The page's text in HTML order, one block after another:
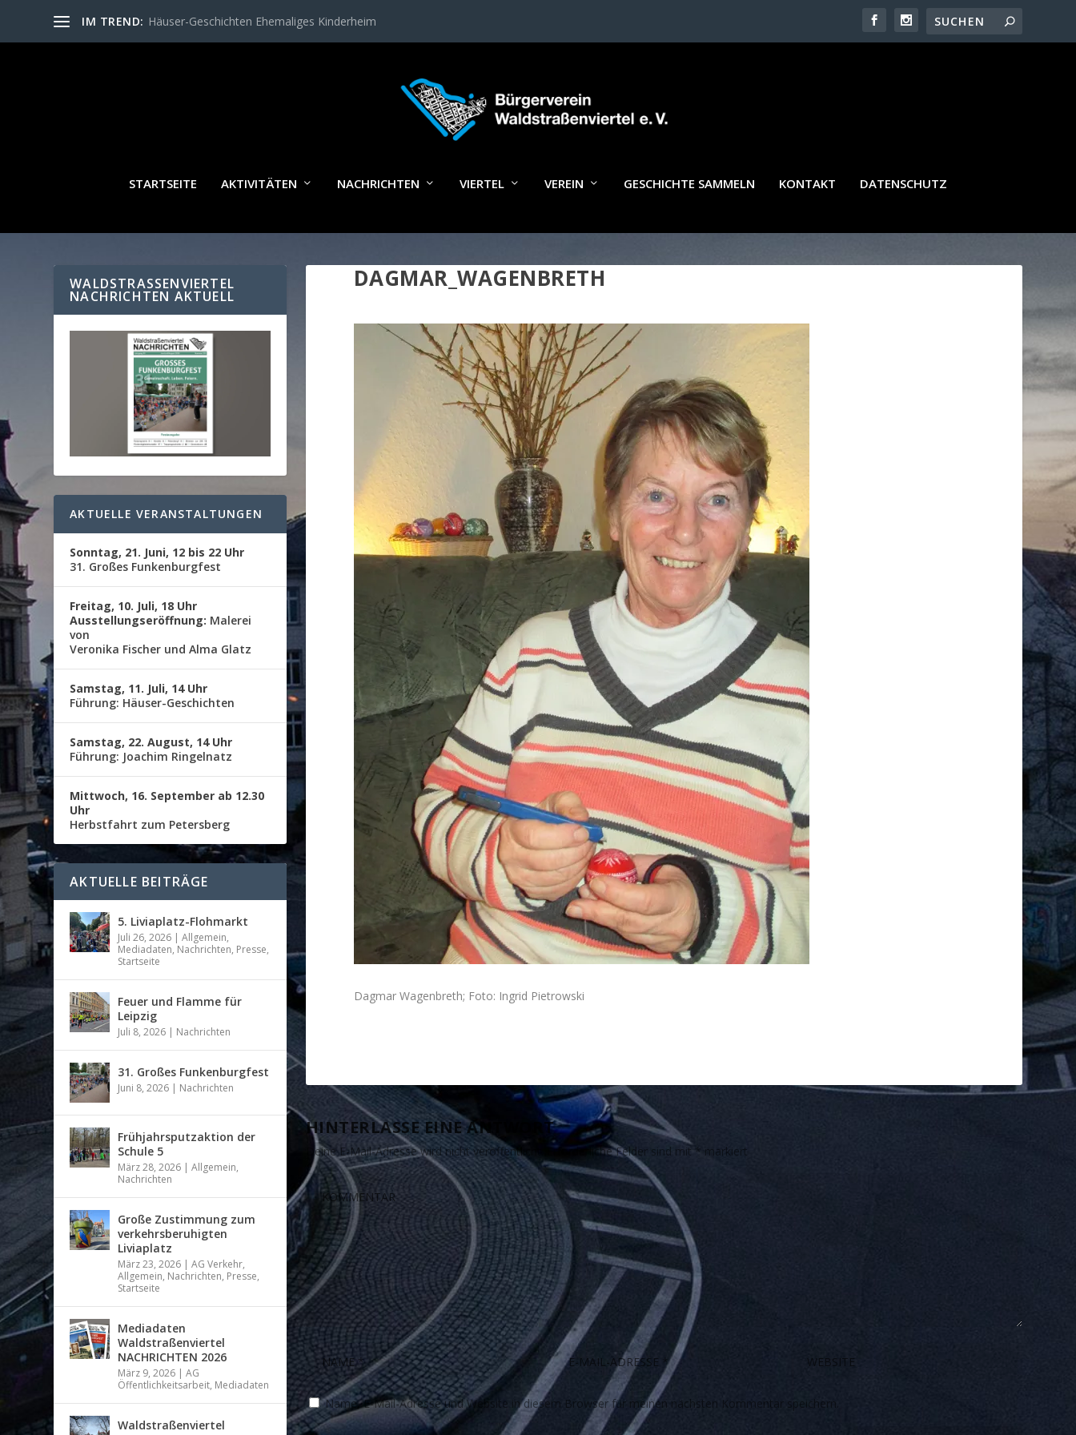
IM TREND: Häuser-Geschichten Ehemaliges Kinderheim
STARTSEITE AKTIVITÄTEN NACHRICHTEN VIERTEL VEREIN GESCHICHTE SAMMELN KONTAKT DATENSCHUTZ
DAGMAR_WAGENBRETH
Dagmar Wagenbreth; Foto: Ingrid Pietrowski
HINTERLASSE EINE ANTWORT
Deine E-Mail-Adresse wird nicht veröffentlicht. Erforderliche Felder sind mit * markiert
Name, E-Mail-Adresse und Website in diesem Browser für meinen nächsten Kommentar speichern.
WALDSTRASSENVIERTEL N
ACHRICHTEN AKTUELL
AKTUELLE VERANSTALTUNGEN
Sonntag, 21. Juni, 12 bis 22 Uhr
31. Großes Funkenburgfest
Freitag, 10. Juli, 18 Uhr
Ausstellungseröffnung: Malerei
von
Veronika Fischer und Alma Glatz
Samstag, 11. Juli, 14 Uhr
Führung: Häuser-Geschichten
Samstag, 22. August, 14 Uhr
Führung: Joachim Ringelnatz
Mittwoch, 16. September ab 12.30
Uhr
Herbstfahrt zum Petersberg
AKTUELLE BEITRÄGE
5. Liviaplatz-Flohmarkt
Juli 26, 2026 |Allgemein,
Mediadaten, Nachrichten, Presse,
Startseite
Feuer und Flamme für
Leipzig
Juli 8, 2026 | Nachrichten
31. Großes Funkenburgfest
Juni 8, 2026 | Nachrichten
Frühjahrsputzaktion der
Schule 5
März 28, 2026 |Allgemein,
Nachrichten
Große Zustimmung zum
verkehrsberuhigten
Liviaplatz
März 23, 2026 |AG Verkehr,
Allgemein, Nachrichten, Presse,
Startseite
Mediadaten
Waldstraßenviertel
NACHRICHTEN 2026
März 9, 2026 |AG
Öffentlichkeitsarbeit, Mediadaten
Waldstraßenviertel